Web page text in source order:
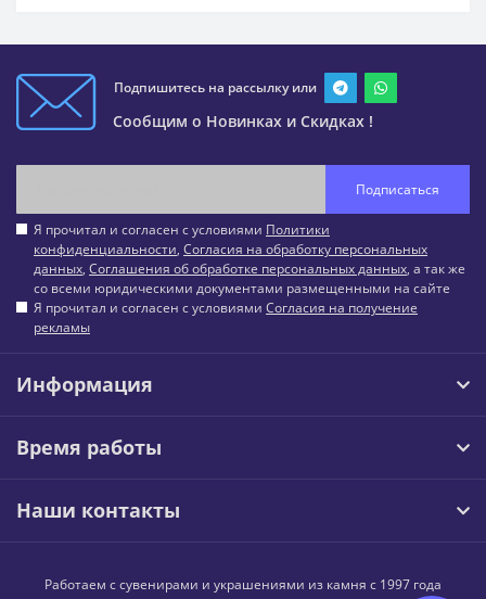
Подпишитесь на рассылку или
Сообщим о Новинках и Скидках !
Подписаться
Я прочитал и согласен с условиями Политики
конфиденциальности, Согласия на обработку персональных
данных, Соглашения об обработке персональных данных, а так же
со всеми юридическими документами размещенными на сайте
Я прочитал и согласен с условиями Согласия на получение
рекламы
Информация
Время работы
Наши контакты
Работаем с сувенирами и украшениями из камня с 1997 года